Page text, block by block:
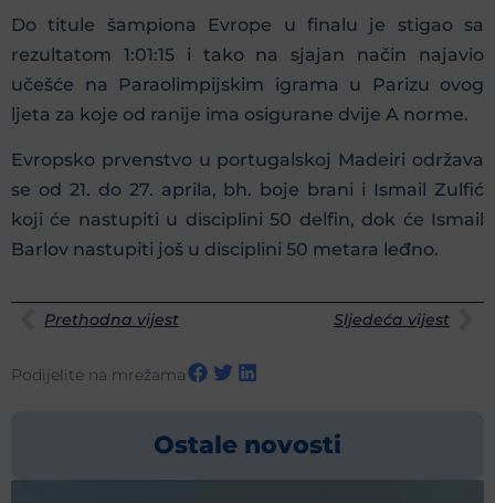
Do titule šampiona Evrope u finalu je stigao sa
rezultatom 1:01:15 i tako na sjajan način najavio
učešće na Paraolimpijskim igrama u Parizu ovog
ljeta za koje od ranije ima osigurane dvije A norme.
Evropsko prvenstvo u portugalskoj Madeiri održava
se od 21. do 27. aprila, bh. boje brani i Ismail Zulfić
koji će nastupiti u disciplini 50 delfin, dok će Ismail
Barlov nastupiti još u disciplini 50 metara leđno.
Prethodna vijest Sljedeća vijest
Podijelite na mrežama
Ostale novosti